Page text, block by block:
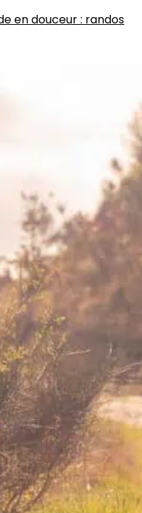
en douceur : randos